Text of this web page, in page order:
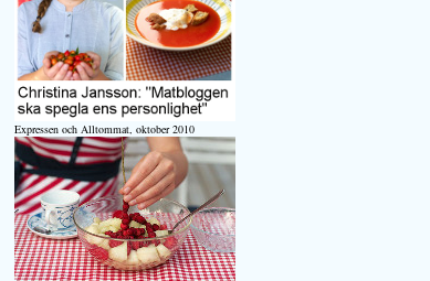
Expressen och Alltommat, oktober 2010